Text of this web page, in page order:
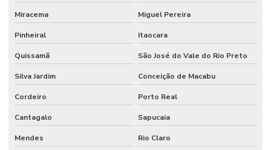
Fornecedor De Válvula Esfera
Fornecedores De Mangueira Ar Condicionado Em Minas Gerais
Grampo U Pesado
Junta Expansão Para Indústria
Mangote Bomba De Concreto
Mangote Flexivel
Mangote Para Bomba De Concreto Em Sp
Miracema Miguel Pereira
Pinheiral Itaocara
Quissamã São José do Vale do Rio Preto
Silva Jardim Conceição de Macabu
Cordeiro Porto Real
Cantagalo Sapucaia
Mendes Rio Claro